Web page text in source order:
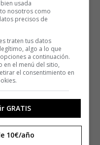
usada
nosotros como
precisos de
traten tus datos
algo a lo que
a continuación.
en el menú del sitio,
el consentimiento en
GRATIS
10€/año